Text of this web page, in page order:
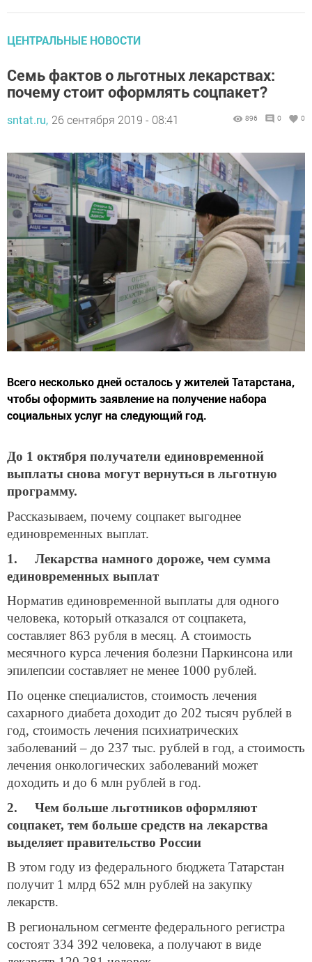
ЦЕНТРАЛЬНЫЕ НОВОСТИ
Семь фактов о льготных лекарствах:
почему стоит оформлять соцпакет?
sntat.ru, 26 сентября 2019 - 08:41 896 0 0
Всего несколько дней осталось у жителей Татарстана,
чтобы оформить заявление на получение набора
социальных услуг на следующий год.
До 1 октября получатели единовременной
выплаты снова могут вернуться в льготную
программу.
Рассказываем, почему соцпакет выгоднее
единовременных выплат.
1. Лекарства намного дороже, чем сумма
единовременных выплат
Норматив единовременной выплаты для одного
человека, который отказался от соцпакета,
составляет 863 рубля в месяц. А стоимость
месячного курса лечения болезни Паркинсона или
эпилепсии составляет не менее 1000 рублей.
По оценке специалистов, стоимость лечения
сахарного диабета доходит до 202 тысяч рублей в
год, стоимость лечения психиатрических
заболеваний – до 237 тыс. рублей в год, а стоимость
лечения онкологических заболеваний может
доходить и до 6 млн рублей в год.
2. Чем больше льготников оформляют
соцпакет, тем больше средств на лекарства
выделяет правительство России
В этом году из федерального бюджета Татарстан
получит 1 млрд 652 млн рублей на закупку
лекарств.
В региональном сегменте федерального регистра
состоят 334 392 человека, а получают в виде